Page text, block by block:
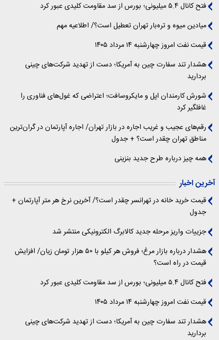
فتح کانال ۵.۴ میلیونی؛ بورس از سد مقاومت کلیدی عبور کرد
میادین میوه و تره‌بار تهران تعطیل است؟/ اطلاعیه مهم
قیمت نفت امروز چهارشنبه ۱۴ مرداد ۱۴۰۵
هشدار تند سفارت چین به آمریکا؛ دست از تهدید شرکت‌های چینی
بردارید
شورش کارمندان اپل و مایکروسافت؛ اعتراضی که غول‌های فناوری را
غافلگیر کرد
رقم‌های عجیب و غریب اجاره در بازار تهران/ اجاره آپارتمان در گران‌ترین
مناطق تهران چقدر است؟ + جدول
همه چیز درباره طرح جدید بنزینی
آخرین اخبار
قیمت خرید خانه در تهرانسر چقدر است؟/ آخرین نرخ هر متر آپارتمان +
جدول
جزییات واریز مرحله جدید کالابرگ الکترونیکی منتشر شد
هشدار درباره بازار مرغ؛ فروش هر کیلو با ۵۰ هزار تومان زیان/ افزایش
قیمت در راه است؟
فتح کانال ۵.۴ میلیونی؛ بورس از سد مقاومت کلیدی عبور کرد
قیمت نفت امروز چهارشنبه ۱۴ مرداد ۱۴۰۵
هشدار تند سفارت چین به آمریکا؛ دست از تهدید شرکت‌های چینی
بردارید